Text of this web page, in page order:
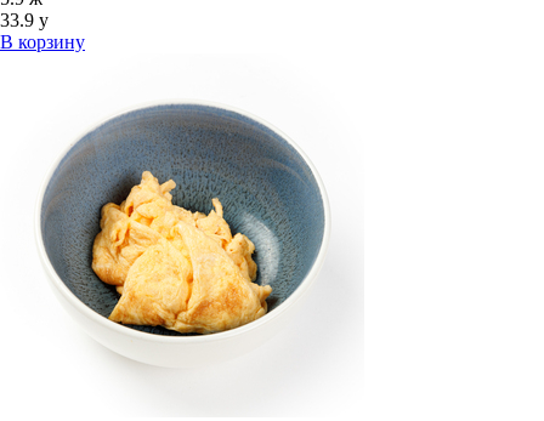
33.9 у
В корзину